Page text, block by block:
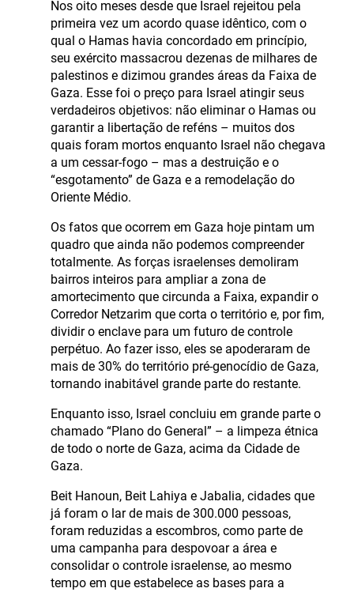
Nos oito meses desde que Israel rejeitou pela
primeira vez um acordo quase idêntico, com o
qual o Hamas havia concordado em princípio,
seu exército massacrou dezenas de milhares de
palestinos e dizimou grandes áreas da Faixa de
Gaza. Esse foi o preço para Israel atingir seus
verdadeiros objetivos: não eliminar o Hamas ou
garantir a libertação de reféns – muitos dos
quais foram mortos enquanto Israel não chegava
a um cessar-fogo – mas a destruição e o
“esgotamento” de Gaza e a remodelação do
Oriente Médio.
Os fatos que ocorrem em Gaza hoje pintam um
quadro que ainda não podemos compreender
totalmente. As forças israelenses demoliram
bairros inteiros para ampliar a zona de
amortecimento que circunda a Faixa, expandir o
Corredor Netzarim que corta o território e, por fim,
dividir o enclave para um futuro de controle
perpétuo. Ao fazer isso, eles se apoderaram de
mais de 30% do território pré-genocídio de Gaza,
tornando inabitável grande parte do restante.
Enquanto isso, Israel concluiu em grande parte o
chamado “Plano do General” – a limpeza étnica
de todo o norte de Gaza, acima da Cidade de
Gaza.
Beit Hanoun, Beit Lahiya e Jabalia, cidades que
já foram o lar de mais de 300.000 pessoas,
foram reduzidas a escombros, como parte de
uma campanha para despovoar a área e
consolidar o controle israelense, ao mesmo
tempo em que estabelece as bases para a